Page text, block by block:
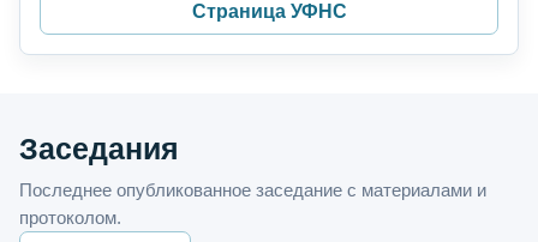
Страница УФНС
Заседания
Последнее опубликованное заседание с материалами и
протоколом.